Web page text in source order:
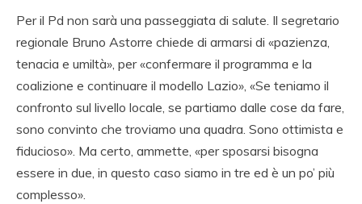
Per il Pd non sarà una passeggiata di salute. Il segretario
regionale Bruno Astorre chiede di armarsi di «pazienza,
tenacia e umiltà», per «confermare il programma e la
coalizione e continuare il modello Lazio», «Se teniamo il
confronto sul livello locale, se partiamo dalle cose da fare,
sono convinto che troviamo una quadra. Sono ottimista e
fiducioso». Ma certo, ammette, «per sposarsi bisogna
essere in due, in questo caso siamo in tre ed è un po’ più
complesso».